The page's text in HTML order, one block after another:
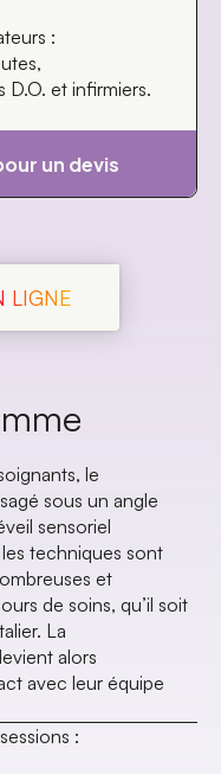
:
et infirmiers.
un devis
LIGNE
le
sous un angle
sensoriel
techniques sont
et
de soins, qu’il soit
La
alors
avec leur équipe
: